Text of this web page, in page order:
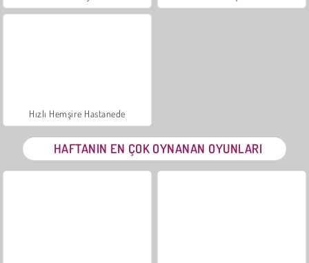
Hızlı Hemşire Hastanede
HAFTANIN EN ÇOK OYNANAN OYUNLARI